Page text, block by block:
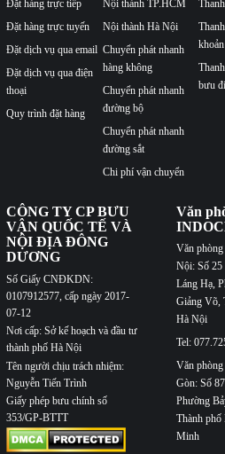
Đặt hàng trực tiếp
Đặt hàng trực tuyến
Đặt dịch vụ qua email
Đặt dịch vụ qua điện
thoại
Quy trình đặt hàng
Nội thành TP.HCM
Nội thành Hà Nội
Chuyển phát nhanh
hàng không
Chuyển phát nhanh
đường bộ
Chuyển phát nhanh
đường sắt
Chi phí vận chuyển
khoản
bưu
CÔNG TY CP BƯU
VẬN QUỐC TẾ VÀ
NỘI ĐỊA ĐÔNG
DƯƠNG
Số Giấy CNĐKDN:
0107912577, cấp ngày 2017-
07-12
Nơi cấp: Sở kế hoạch và đầu tư
thành phố Hà Nội
Tên người chịu trách nhiệm:
Nguyễn Tiến Trình
Giấy phép bưu chính số
353/GP-BTTT
Văn
Văn
Nội: Số 25
Láng Hạ,
Giảng Võ,
Hà Nội
Tel:
Văn
Gòn: Số
Phường
Thành
Minh